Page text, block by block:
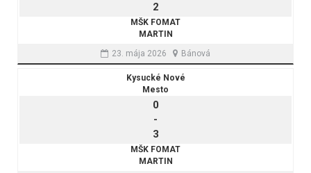
2
MŠK FOMAT
MARTIN
23. mája 2026
Bánová
Kysucké Nové
Mesto
0
-
3
MŠK FOMAT
MARTIN